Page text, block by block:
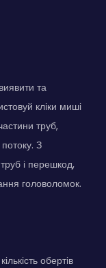
та
кліки миші
труб,
З
і перешкод,
головоломок.
обертів